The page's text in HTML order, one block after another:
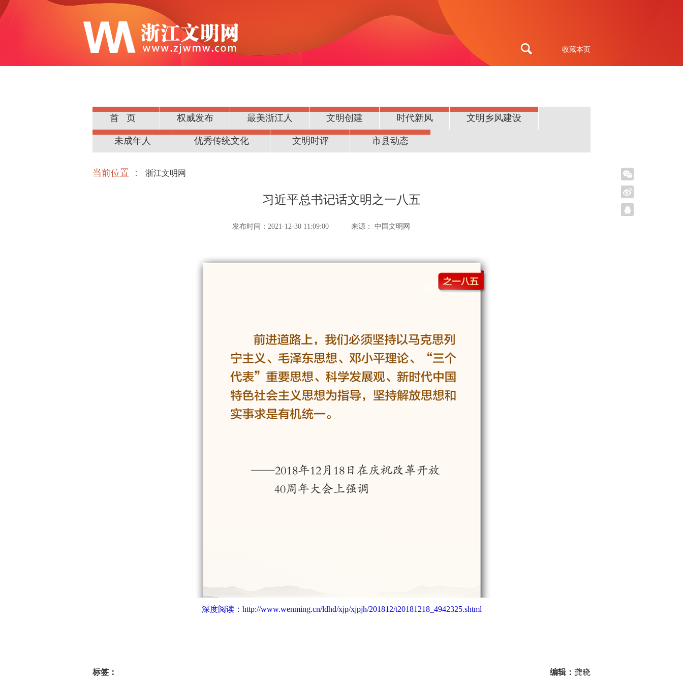
收藏本页
首页 权威发布 最美浙江人 文明创建 时代新风 文明乡风建设
公民道德
未成年人 优秀传统文化 文明时评 市县动态
当前位置 ： 浙江文明网
习近平总书记话文明之一八五
发布时间：2021-12-30 11:09:00 来源： 中国文明网
深度阅读： http://www.wenming.cn/ldhd/xjp/xjpjh/201812/t20181218_4942325.shtml
标签： 编辑： 龚晓